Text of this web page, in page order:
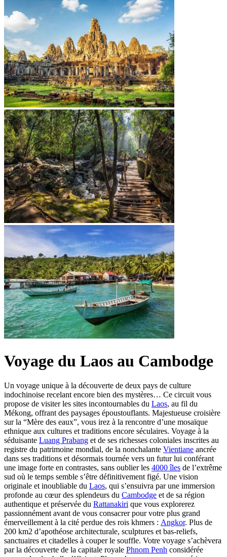
Voyage du Laos au Cambodge
Un voyage unique à la découverte de deux pays de culture
indochinoise recelant encore bien des mystères… Ce circuit vous
propose de visiter les sites incontournables du Laos, au fil du
Mékong, offrant des paysages époustouflants. Majestueuse croisière
sur la “Mère des eaux”, vous irez à la rencontre d’une mosaïque
ethnique aux cultures et traditions encore séculaires. Voyage à la
séduisante Luang Prabang et de ses richesses coloniales inscrites au
registre du patrimoine mondial, de la nonchalante Vientiane ancrée
dans ses traditions et désormais tournée vers un futur lui conférant
une image forte en contrastes, sans oublier les 4000 îles de l’extrême
sud où le temps semble s’être définitivement figé. Une vision
originale et inoubliable du Laos, qui s’ensuivra par une immersion
profonde au cœur des splendeurs du Cambodge et de sa région
authentique et préservée du Rattanakiri que vous explorerez
passionnément avant de vous consacrer pour votre plus grand
émerveillement à la cité perdue des rois khmers : Angkor. Plus de
200 km2 d’apothéose architecturale, sculptures et bas-reliefs,
sanctuaires et citadelles à couper le souffle. Votre voyage s’achèvera
par la découverte de la capitale royale Phnom Penh considérée